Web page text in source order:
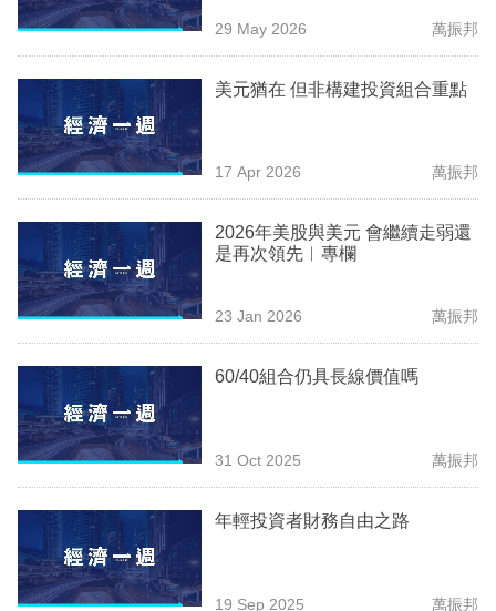
活
時
事
專
訂
閱
專
29 May 2026 萬振邦
美元猶在 但非構建投資組合重點
17 Apr 2026 萬振邦
2026年美股與美元 會繼續走弱還
是再次領先︳專欄
23 Jan 2026 萬振邦
60/40組合仍具長線價值嗎
31 Oct 2025 萬振邦
年輕投資者財務自由之路
19 Sep 2025 萬振邦